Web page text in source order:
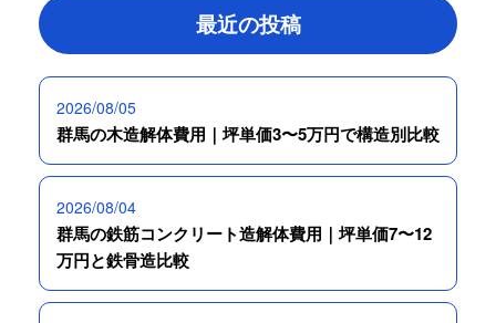
最近の投稿
2026/08/05
群馬の木造解体費用｜坪単価3〜5万円で構造別比較
2026/08/04
群馬の鉄筋コンクリート造解体費用｜坪単価7〜12
万円と鉄骨造比較